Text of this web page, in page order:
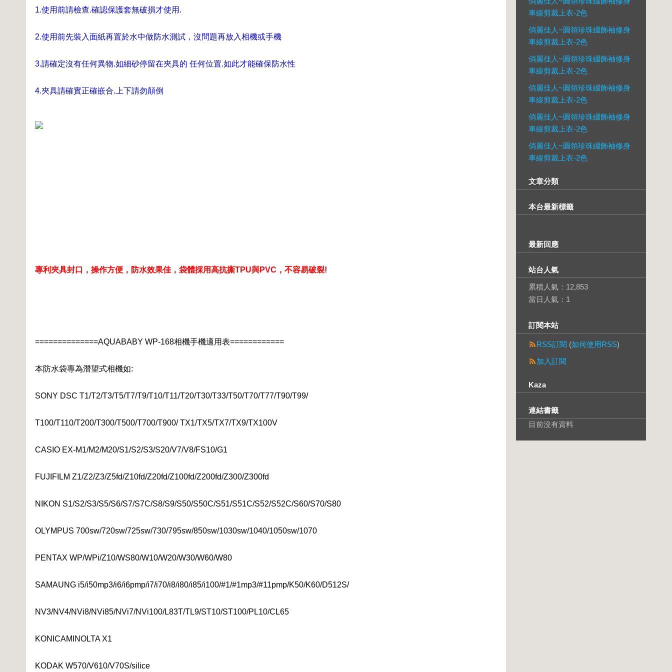
1.使用前請檢查.確認保護套無破損才使用.
2.使用前先裝入面紙再置於水中做防水測試，沒問題再放入相機或手機
3.請確定沒有任何異物.如細砂停留在夾具的 任何位置.如此才能確保防水性
4.夾具請確實正確嵌合.上下請勿顛倒
專利夾具封口，操作方便，防水效果佳，袋體採用高抗撕TPU與PVC，不容易破裂!
==============AQUABABY WP-168相機手機適用表============
本防水袋專為潛望式相機如:
SONY DSC T1/T2/T3/T5/T7/T9/T10/T11/T20/T30/T33/T50/T70/T77/T90/T99/
T100/T110/T200/T300/T500/T700/T900/ TX1/TX5/TX7/TX9/TX100V
CASIO EX-M1/M2/M20/S1/S2/S3/S20/V7/V8/FS10/G1
FUJIFILM Z1/Z2/Z3/Z5fd/Z10fd/Z20fd/Z100fd/Z200fd/Z300/Z300fd
NIKON S1/S2/S3/S5/S6/S7/S7C/S8/S9/S50/S50C/S51/S51C/S52/S52C/S60/S70/S80
OLYMPUS 700sw/720sw/725sw/730/795sw/850sw/1030sw/1040/1050sw/1070
PENTAX WP/WPi/Z10/WS80/W10/W20/W30/W60/W80
SAMAUNG i5/i50mp3/i6/i6pmp/i7/i70/i8/i80/i85/i100/#1/#1mp3/#11pmp/K50/K60/D512S/
NV3/NV4/NVi8/NVi85/NVi7/NVi100/L83T/TL9/ST10/ST100/PL10/CL65
KONICAMINOLTA X1
KODAK W570/V610/V70S/silice
車線剪裁上衣-2色
俏麗佳人~圓領珍珠綴飾袖修身
車線剪裁上衣-2色
俏麗佳人~圓領珍珠綴飾袖修身
車線剪裁上衣-2色
俏麗佳人~圓領珍珠綴飾袖修身
車線剪裁上衣-2色
俏麗佳人~圓領珍珠綴飾袖修身
車線剪裁上衣-2色
俏麗佳人~圓領珍珠綴飾袖修身
車線剪裁上衣-2色
文章分類
本台最新標籤
最新回應
站台人氣
累積人氣： 12,853
當日人氣： 1
訂閱本站
RSS訂閱 (如何使用RSS)
加入訂閱
Kaza
連結書籤
目前沒有資料